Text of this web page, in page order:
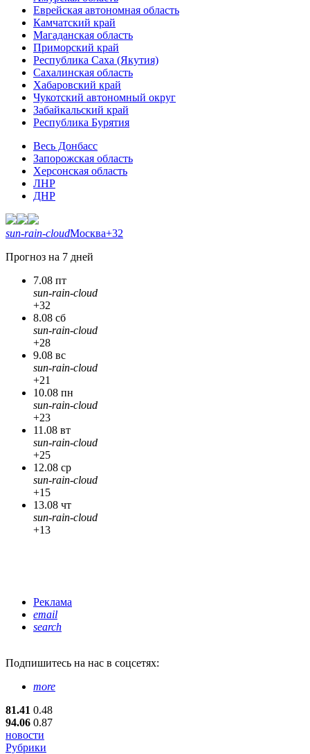
Еврейская автономная область
Камчатский край
Магаданская область
Приморский край
Республика Саха (Якутия)
Сахалинская область
Хабаровский край
Чукотский автономный округ
Забайкальский край
Республика Бурятия
Весь Донбасс
Запорожская область
Херсонская область
ЛНР
ДНР
sun-rain-cloudМосква+32
Прогноз на 7 дней
7.08 пт
sun-rain-cloud
+32
8.08 сб
sun-rain-cloud
+28
9.08 вс
sun-rain-cloud
+21
10.08 пн
sun-rain-cloud
+23
11.08 вт
sun-rain-cloud
+25
12.08 ср
sun-rain-cloud
+15
13.08 чт
sun-rain-cloud
+13
Реклама
email
search
Подпишитесь на нас в соцсетях:
more
81.41 0.48
94.06 0.87
новости
Рубрики